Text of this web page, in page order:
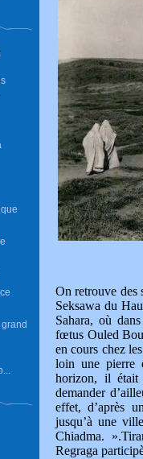
On retrouve des
Seksawa du
Sahara, où
fœtus Ouled Bou
en cours chez
loin une pierre
horizon, il était
demander
effet, d’après
jusqu’à une
Chiadma.
Regraga